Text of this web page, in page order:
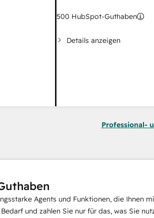
500 HubSpot-Guthaben
Details anzeigen
Professional-
Agents und Funktionen, die Ihnen
und zahlen Sie nur für das, was Sie